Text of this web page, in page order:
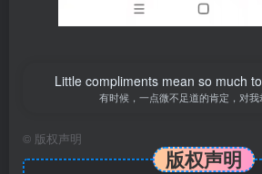
Little compliments mean so much
有时候，一点微不足道的肯定，对
© 版权声明
版权声明